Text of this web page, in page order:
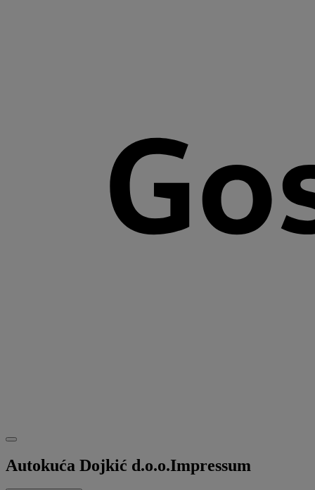
Autokuća Dojkić d.o.o.Impressum